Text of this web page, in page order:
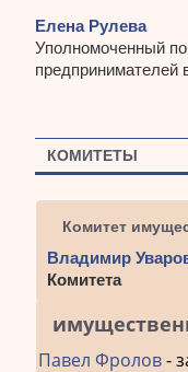
Елена Рулева
Уполномоченный
предпринимателей
КОМИТЕТЫ
Комитет
Владимир
Комитета
Павел Фролов-